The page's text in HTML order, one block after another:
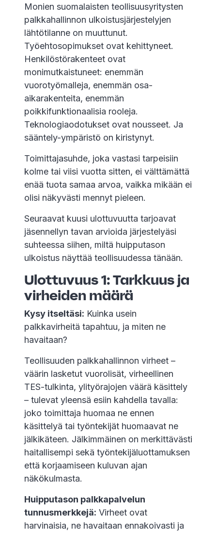
Monien suomalaisten teollisuusyritysten
palkkahallinnon ulkoistusjärjestelyjen
lähtötilanne on muuttunut.
Työehtosopimukset ovat kehittyneet.
Henkilöstörakenteet ovat
monimutkaistuneet: enemmän
vuorotyömalleja, enemmän osa-
aikarakenteita, enemmän
poikkifunktionaalisia rooleja.
Teknologiaodotukset ovat nousseet. Ja
sääntely-ympäristö on kiristynyt.
Toimittajasuhde, joka vastasi tarpeisiin
kolme tai viisi vuotta sitten, ei välttämättä
enää tuota samaa arvoa, vaikka mikään ei
olisi näkyvästi mennyt pieleen.
Seuraavat kuusi ulottuvuutta tarjoavat
jäsennellyn tavan arvioida järjestelyäsi
suhteessa siihen, miltä huipputason
ulkoistus näyttää teollisuudessa tänään.
Ulottuvuus 1: Tarkkuus ja
virheiden määrä
Kysy itseltäsi: Kuinka usein
palkkavirheitä tapahtuu, ja miten ne
havaitaan?
Teollisuuden palkkahallinnon virheet –
väärin lasketut vuorolisät, virheellinen
TES-tulkinta, ylityörajojen väärä käsittely
– tulevat yleensä esiin kahdella tavalla:
joko toimittaja huomaa ne ennen
käsittelyä tai työntekijät huomaavat ne
jälkikäteen. Jälkimmäinen on merkittävästi
haitallisempi sekä työntekijäluottamuksen
että korjaamiseen kuluvan ajan
näkökulmasta.
Huipputason palkkapalvelun
tunnusmerkkejä: Virheet ovat
harvinaisia, ne havaitaan ennakoivasti ja